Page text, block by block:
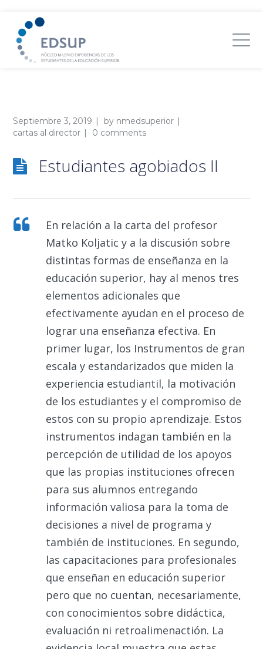
Septiembre 3, 2019 by nmedsuperior
cartas al director
0 comments
Estudiantes agobiados II
En relación a la carta del profesor
Matko Koljatic y a la discusión sobre
distintas formas de enseñanza en la
educación superior, hay al menos tres
elementos adicionales que
efectivamente ayudan en el proceso de
lograr una enseñanza efectiva. En
primer lugar, los Instrumentos de gran
escala y estandarizados que miden la
experiencia estudiantil, la motivación
de los estudiantes y el compromiso de
estos con su propio aprendizaje. Estos
instrumentos indagan también en la
percepción de utilidad de los apoyos
que las propias instituciones ofrecen
para sus alumnos entregando
información valiosa para la toma de
decisiones a nivel de programa y
también de instituciones. En segundo,
las capacitaciones para profesionales
que enseñan en educación superior
pero que no cuentan, necesariamente,
con conocimientos sobre didáctica,
evaluación ni retroalimenactión. La